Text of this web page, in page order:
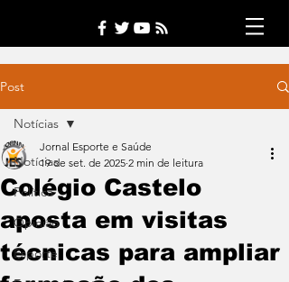
Post
Notícias
Política
Opinião
Esporte
Notícias
Colégio Castelo
aposta em visitas
técnicas para ampliar
Jornal Esporte e Saúde
19 de set. de 2025 2 min de leitura